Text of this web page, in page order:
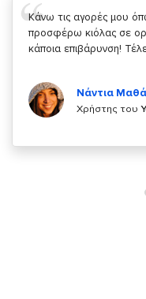
Σας ευχαριστώ που μας
κάτι!
Χρήστης του